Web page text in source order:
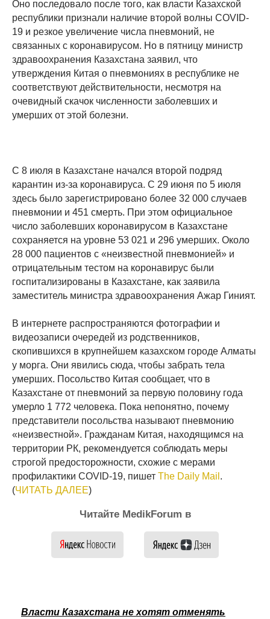
Оно последовало после того, как власти Казахской
республики признали наличие второй волны COVID-
19 и резкое увеличение числа пневмоний, не
связанных с коронавирусом. Но в пятницу министр
здравоохранения Казахстана заявил, что
утверждения Китая о пневмониях в республике не
соответствуют действительности, несмотря на
очевидный скачок численности заболевших и
умерших от этой болезни.
С 8 июля в Казахстане начался второй подряд
карантин из-за коронавируса. С 29 июня по 5 июля
здесь было зарегистрировано более 32 000 случаев
пневмонии и 451 смерть. При этом официальное
число заболевших коронавирусом в Казахстане
сохраняется на уровне 53 021 и 296 умерших. Около
28 000 пациентов с «неизвестной пневмонией» и
отрицательным тестом на коронавирус были
госпитализированы в Казахстане, как заявила
заместитель министра здравоохранения Ажар Гиният.
В интернете распространяются фотографии и
видеозаписи очередей из родственников,
скопившихся в крупнейшем казахском городе Алматы
у морга. Они явились сюда, чтобы забрать тела
умерших. Посольство Китая сообщает, что в
Казахстане от пневмоний за первую половину года
умерло 1 772 человека. Пока непонятно, почему
представители посольства называют пневмонию
«неизвестной». Гражданам Китая, находящимся на
территории РК, рекомендуется соблюдать меры
строгой предосторожности, схожие с мерами
профилактики COVID-19, пишет The Daily Mail .
(ЧИТАТЬ ДАЛЕЕ)
Читайте MedikForum в
Власти Казахстана не хотят отменять